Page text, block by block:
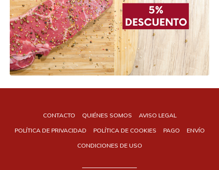
CONTACTO QUIÉNES SOMOS AVISO LEGAL
POLÍTICA DE PRIVACIDAD POLÍTICA DE COOKIES PAGO ENVÍO
CONDICIONES DE USO